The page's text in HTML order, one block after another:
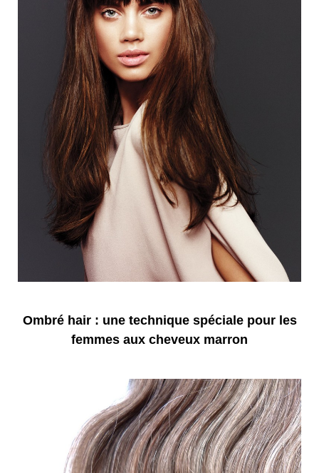
Ombré hair : une technique spéciale pour les
femmes aux cheveux marron